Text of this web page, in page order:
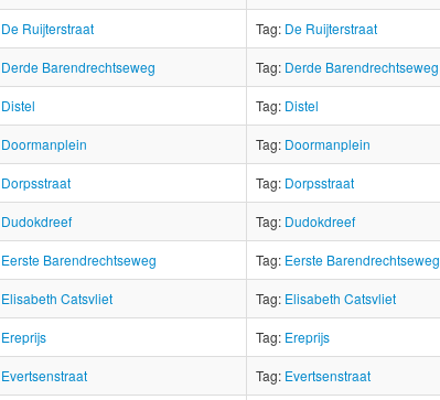
De Ruijterstraat Tag: De Ruijterstraat
Derde Barendrechtseweg Tag: Derde Barendrechtseweg
Distel Tag: Distel
Doormanplein Tag: Doormanplein
Dorpsstraat Tag: Dorpsstraat
Dudokdreef Tag: Dudokdreef
Eerste Barendrechtseweg Tag: Eerste Barendrechtseweg
Elisabeth Catsvliet Tag: Elisabeth Catsvliet
Ereprijs Tag: Ereprijs
Evertsenstraat Tag: Evertsenstraat